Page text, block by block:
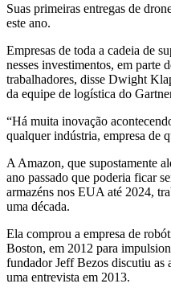
Suas primeiras entregas de
este ano.
Empresas de toda a cadeia de
nesses investimentos, em parte
trabalhadores, disse Dwight
da equipe de logística do
“Há muita inovação
qualquer indústria, empresa de
A Amazon, que supostamente
ano passado que poderia ficar
armazéns nos EUA até 2024,
uma década.
Ela comprou a empresa de
Boston, em 2012 para
fundador Jeff Bezos discutiu as
uma entrevista em 2013.